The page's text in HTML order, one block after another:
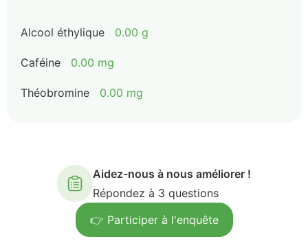
Alcool éthylique 0.00 g
Caféine 0.00 mg
Théobromine 0.00 mg
Aidez-nous à nous améliorer !
Répondez à 3 questions
👉 Participer à l'enquête